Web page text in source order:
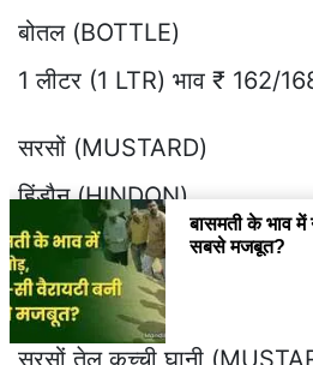
बोतल (BOTTLE)
1 लीटर (1 LTR) भाव ₹ 162/
सरसों (MUSTARD)
हिंडौन (HINDON)
सरसों भाव ₹ 6816 तेजी ₹ 16
अलवर (ALWAR)
सरसों तेल कच्ची घानी